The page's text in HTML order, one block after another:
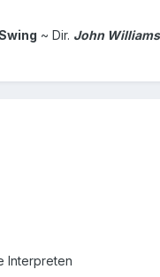
~ Dir. John Williams
Interpreten